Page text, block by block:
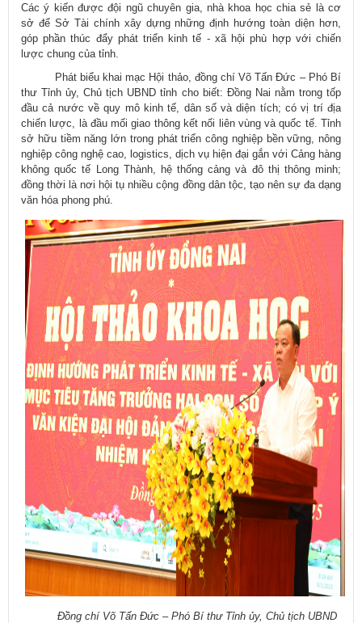
Các ý kiến được đội ngũ chuyên gia, nhà khoa học chia sẻ là cơ
sở để Sở Tài chính xây dựng những định hướng toàn diện hơn,
góp phần thúc đẩy phát triển kinh tế - xã hội phù hợp với chiến
lược chung của tỉnh.
Phát biểu khai mạc Hội thảo, đồng chí Võ Tấn Đức – Phó Bí
thư Tỉnh ủy, Chủ tịch UBND tỉnh cho biết: Đồng Nai nằm trong tốp
đầu cả nước về quy mô kinh tế, dân số và diện tích; có vị trí địa
chiến lược, là đầu mối giao thông kết nối liên vùng và quốc tế. Tỉnh
sở hữu tiềm năng lớn trong phát triển công nghiệp bền vững, nông
nghiệp công nghệ cao, logistics, dịch vụ hiện đại gắn với Cảng hàng
không quốc tế Long Thành, hệ thống cảng và đô thị thông minh;
đồng thời là nơi hội tụ nhiều cộng đồng dân tộc, tạo nên sự đa dạng
văn hóa phong phú.
Đồng chí Võ Tấn Đức – Phó Bí thư Tỉnh ủy, Chủ tịch UBND